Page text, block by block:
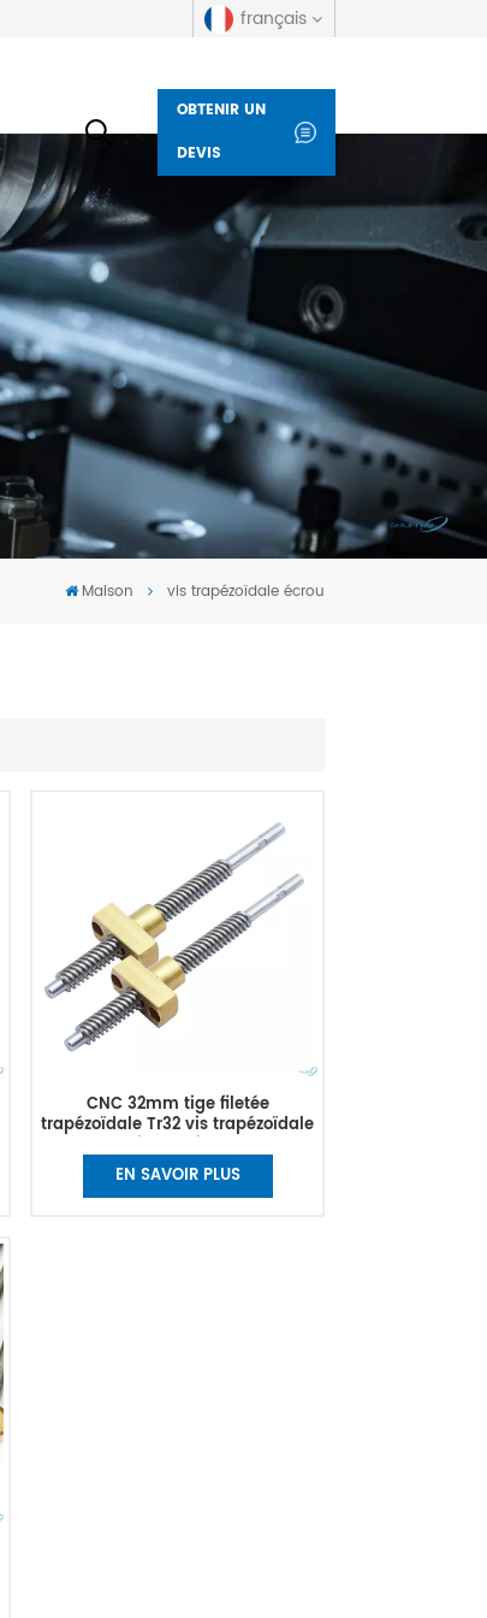
français
русский
español
العربية
Deutsch
italiano
français
Indonesia
Tiếng Việt
OBTENIR UN
DEVIS
Maison vis trapézoïdale écrou
CNC 32mm tige filetée
trapézoïdale Tr32 vis trapézoïdale
EN SAVOIR PLUS